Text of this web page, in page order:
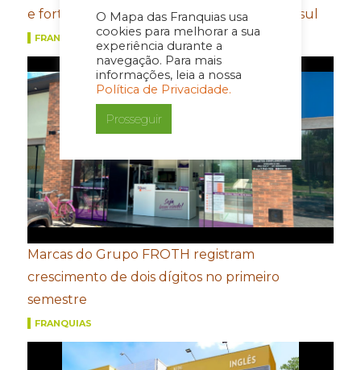
O Mapa das Franquias usa
cookies para melhorar a sua
experiência durante a
navegação. Para mais
informações, leia a nossa
Política de Privacidade.
Prosseguir
e fortalecimento de portfólio para a Movelsul
FRANQUIAS
Marcas do Grupo FROTH registram
crescimento de dois dígitos no primeiro
semestre
FRANQUIAS